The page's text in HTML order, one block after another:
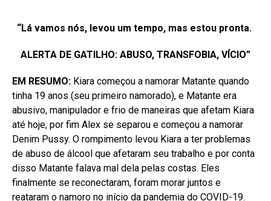
“Lá vamos nós, levou um tempo, mas estou pronta.
ALERTA DE GATILHO: ABUSO, TRANSFOBIA, VÍCIO”
EM RESUMO: Kiara começou a namorar Matante quando
tinha 19 anos (seu primeiro namorado), e Matante era
abusivo, manipulador e frio de maneiras que afetam Kiara
até hoje, por fim Alex se separou e começou a namorar
Denim Pussy. O rompimento levou Kiara a ter problemas
de abuso de álcool que afetaram seu trabalho e por conta
disso Matante falava mal dela pelas costas. Eles
finalmente se reconectaram, foram morar juntos e
reataram o namoro no início da pandemia do COVID-19.